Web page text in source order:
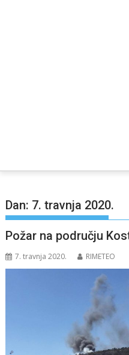
Dan: 7. travnja 2020.
Požar na području
7. travnja 2020. RIMETEO